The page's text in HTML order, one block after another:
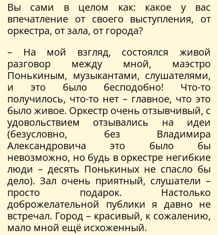
Вы сами в целом как: какое у вас
впечатление от своего выступления, от
оркестра, от зала, от города?
– На мой взгляд, состоялся живой
разговор между мной, маэстро
Понькиным, музыкантами, слушателями,
и это было бесподобно! Что-то
получилось, что-то нет – главное, что это
было живое. Оркестр очень отзывчивый, с
удовольствием отзывались на идеи
(безусловно, без Владимира
Александровича это было бы
невозможно, но будь в оркестре негибкие
люди – десять Понькиных не спасло бы
дело). Зал очень приятный, слушатели –
просто подарок. Настолько
доброжелательной публики я давно не
встречал. Город – красивый, к сожалению,
мало мной ещё исхоженный.